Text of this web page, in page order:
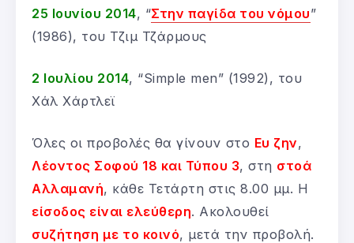
25 Ιουνίου 2014, “Στην παγίδα του νόμου”
(1986), του Τζιμ Τζάρμους
2 Ιουλίου 2014, “Simple men” (1992), του
Χάλ Χάρτλεϊ
Όλες οι προβολές θα γίνουν στο Ευ ζην,
Λέοντος Σοφού 18 και Τύπου 3, στη στοά
Αλλαμανή, κάθε Τετάρτη στις 8.00 μμ. Η
είσοδος είναι ελεύθερη. Ακολουθεί
συζήτηση με το κοινό, μετά την προβολή.